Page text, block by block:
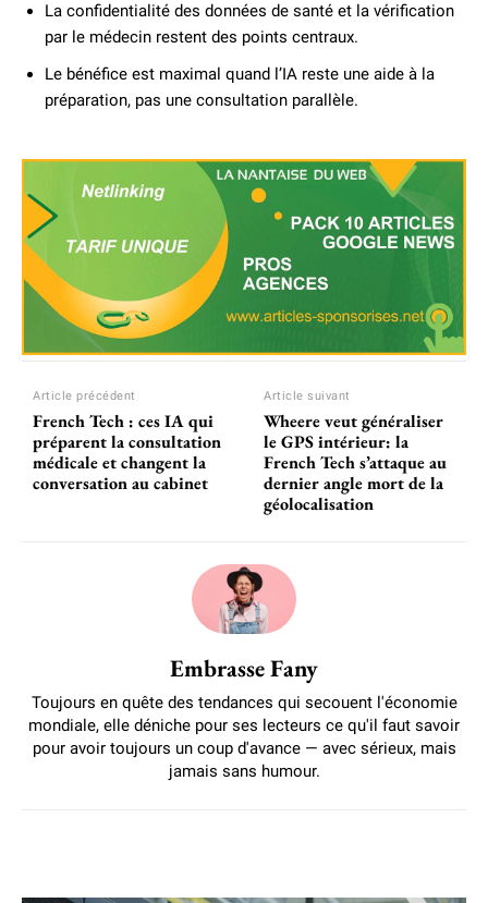
La confidentialité des données de santé et la vérification
par le médecin restent des points centraux.
Le bénéfice est maximal quand l’IA reste une aide à la
préparation, pas une consultation parallèle.
Article précédent
French Tech : ces IA qui
préparent la consultation
médicale et changent la
conversation au cabinet
Article suivant
Wheere veut généraliser
le GPS intérieur: la
French Tech s’attaque au
dernier angle mort de la
géolocalisation
Embrasse Fany
Toujours en quête des tendances qui secouent l'économie
mondiale, elle déniche pour ses lecteurs ce qu'il faut savoir
pour avoir toujours un coup d'avance — avec sérieux, mais
jamais sans humour.